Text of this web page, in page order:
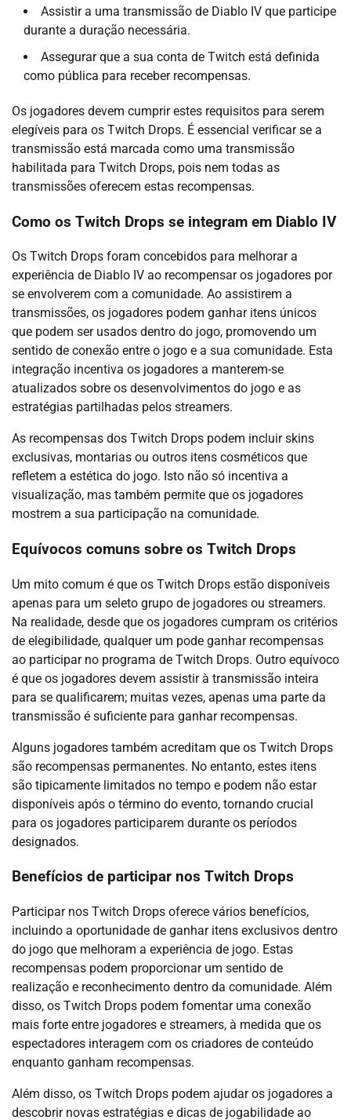
Assistir a uma transmissão de Diablo IV que participe
durante a duração necessária.
Assegurar que a sua conta de Twitch está definida
como pública para receber recompensas.
Os jogadores devem cumprir estes requisitos para serem
elegíveis para os Twitch Drops. É essencial verificar se a
transmissão está marcada como uma transmissão
habilitada para Twitch Drops, pois nem todas as
transmissões oferecem estas recompensas.
Como os Twitch Drops se integram em Diablo IV
Os Twitch Drops foram concebidos para melhorar a
experiência de Diablo IV ao recompensar os jogadores por
se envolverem com a comunidade. Ao assistirem a
transmissões, os jogadores podem ganhar itens únicos
que podem ser usados dentro do jogo, promovendo um
sentido de conexão entre o jogo e a sua comunidade. Esta
integração incentiva os jogadores a manterem-se
atualizados sobre os desenvolvimentos do jogo e as
estratégias partilhadas pelos streamers.
As recompensas dos Twitch Drops podem incluir skins
exclusivas, montarias ou outros itens cosméticos que
refletem a estética do jogo. Isto não só incentiva a
visualização, mas também permite que os jogadores
mostrem a sua participação na comunidade.
Equívocos comuns sobre os Twitch Drops
Um mito comum é que os Twitch Drops estão disponíveis
apenas para um seleto grupo de jogadores ou streamers.
Na realidade, desde que os jogadores cumpram os critérios
de elegibilidade, qualquer um pode ganhar recompensas
ao participar no programa de Twitch Drops. Outro equívoco
é que os jogadores devem assistir à transmissão inteira
para se qualificarem; muitas vezes, apenas uma parte da
transmissão é suficiente para ganhar recompensas.
Alguns jogadores também acreditam que os Twitch Drops
são recompensas permanentes. No entanto, estes itens
são tipicamente limitados no tempo e podem não estar
disponíveis após o término do evento, tornando crucial
para os jogadores participarem durante os períodos
designados.
Benefícios de participar nos Twitch Drops
Participar nos Twitch Drops oferece vários benefícios,
incluindo a oportunidade de ganhar itens exclusivos dentro
do jogo que melhoram a experiência de jogo. Estas
recompensas podem proporcionar um sentido de
realização e reconhecimento dentro da comunidade. Além
disso, os Twitch Drops podem fomentar uma conexão
mais forte entre jogadores e streamers, à medida que os
espectadores interagem com os criadores de conteúdo
enquanto ganham recompensas.
Além disso, os Twitch Drops podem ajudar os jogadores a
descobrir novas estratégias e dicas de jogabilidade ao